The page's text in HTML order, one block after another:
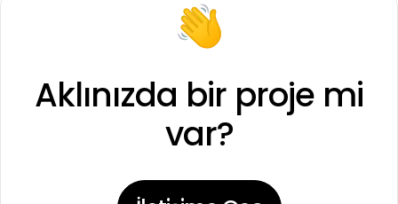
Aklınızda bir proje mi
var?